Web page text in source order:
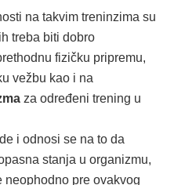
na takvim treninzima su
treba biti dobro
fizičku pripremu,
vežbu kao i na
za određeni trening u
i odnosi se na to da
stanja u organizmu,
neophodno pre ovakvog